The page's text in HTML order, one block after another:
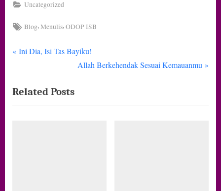
Uncategorized
Tags:
Blog,Menulis,ODOP ISB
Navigasi
P
v
i
Ini Dia, Isi Tas Bayiku!
N
t
Allah Berkehendak Sesuai Kemauanmu
Related Posts